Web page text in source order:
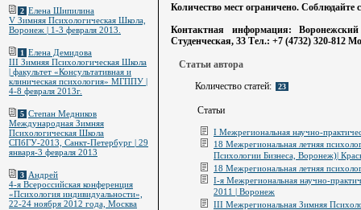
Количество мест ограничено. Соблюдайте
Контактная информация:
Студенческая, 33 Тел.: +7 (4732) 320-812
Статьи автора
Количество статей:
23
Статьи
I Межрегиональная научно-
18 Межрегиональная летняя
Психологии Бизнеса, Воронеж)|
18 Межрегиональная летняя
I-я Межрегиональная научно-
2011 | Воронеж
III Межрегиональная Зимняя
2 Елена Шипилина
V Зимняя Психологическая Школа,
Воронеж | 1-3 февраля 2013.
1 Елена Демидова
III Зимняя Психологическая Школа
| факультет «Консультативная и
клиническая психология» МГППУ |
4-8 февраля 2013г.
5 Степан Медников
Международная Зимняя
Психологическая Школа
СПбГУ-2013, Санкт-Петербург | 29
января-3 февраля 2013
3 Андрей
4-я Всероссийская конференция
«Психология индивидуальности»,
22-24 ноября 2012 года, Москва